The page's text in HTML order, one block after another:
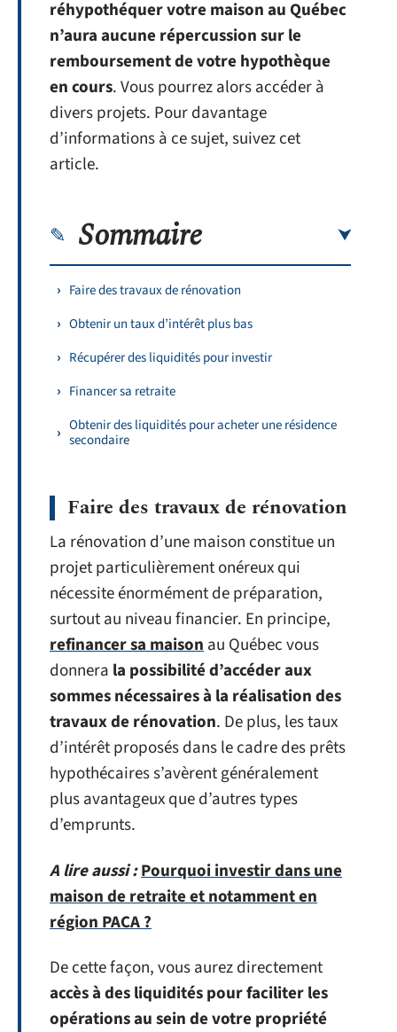
réhypothéquer votre maison au Québec
n’aura aucune répercussion sur le
remboursement de votre hypothèque
en cours. Vous pourrez alors accéder à
divers projets. Pour davantage
d’informations à ce sujet, suivez cet
article.
Sommaire
Faire des travaux de rénovation
Obtenir un taux d’intérêt plus bas
Récupérer des liquidités pour investir
Financer sa retraite
Obtenir des liquidités pour acheter une résidence
secondaire
Faire des travaux de rénovation
La rénovation d’une maison constitue un
projet particulièrement onéreux qui
nécessite énormément de préparation,
surtout au niveau financier. En principe,
refinancer sa maisonau Québec vous
donnera la possibilité d’accéder aux
sommes nécessaires à la réalisation des
travaux de rénovation. De plus, les taux
d’intérêt proposés dans le cadre des prêts
hypothécaires s’avèrent généralement
plus avantageux que d’autres types
d’emprunts.
A lire aussi :Pourquoi investir dans une
maison de retraite et notamment en
région PACA ?
De cette façon, vous aurez directement
accès à des liquidités pour faciliter les
opérations au sein de votre propriété